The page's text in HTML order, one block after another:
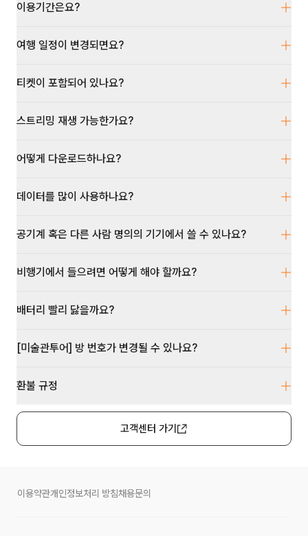
이용기간은요?
여행 일정이 변경되면요?
티켓이 포함되어 있나요?
스트리밍 재생 가능한가요?
어떻게 다운로드하나요?
데이터를 많이 사용하나요?
공기계 혹은 다른 사람 명의의 기기에서 쓸 수 있나요?
비행기에서 들으려면 어떻게 해야 할까요?
배터리 빨리 닳을까요?
[미술관투어] 방 번호가 변경될 수 있나요?
환불 규정
고객센터 가기
이용약관개인정보처리 방침채용문의